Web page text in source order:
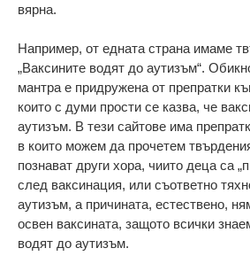
вярна.
Например, от едната страна имаме
„Ваксините водят до аутизъм“.
мантра е придружена от препратки
които с думи прости се казва, че
аутизъм. В тези сайтове има
в които можем да прочетем
познават други хора, чиито деца са
след ваксинация, или съответно
аутизъм, а причината, естествено,
освен ваксината, защото всички
водят до аутизъм.